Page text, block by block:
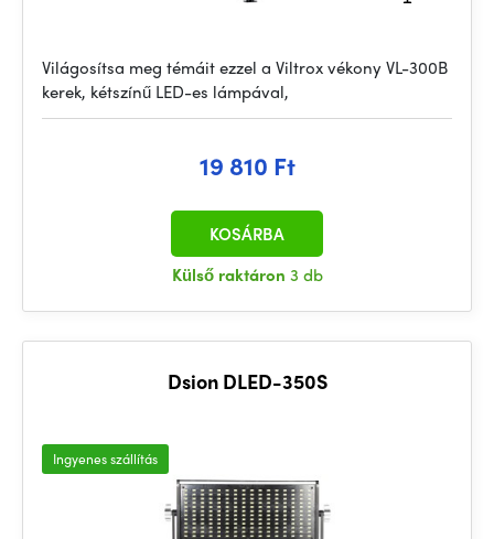
Világosítsa meg témáit ezzel a Viltrox vékony VL-300B
kerek, kétszínű LED-es lámpával,
19 810 Ft
Külső raktáron 3 db
KOSÁRBA
Dsion DLED-350S
Ingyenes szállítás